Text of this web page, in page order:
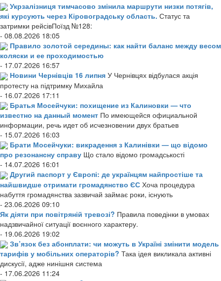
Укрзалізниця тимчасово змінила маршрути низки потягів,
які курсують через Кіровоградську область. Статус та
затримки рейсівПоїзд №128:
- 08.08.2026 18:05
Правило золотой середины: как найти баланс между весом
коляски и ее проходимостью
- 17.07.2026 16:57
Новини Чернівців 16 липня У Чернівцях відбулася акція
протесту на підтримку Михайла
- 16.07.2026 17:11
Братья Мосейчуки: похищение из Калиновки — что
известно на данный момент По имеющейся официальной
информации, речь идет об исчезновении двух братьев
- 15.07.2026 16:03
Брати Мосейчуки: викрадення з Калинівки — що відомо
про резонансну справу Що стало відомо громадськості
- 14.07.2026 16:01
Другий паспорт у Європі: де українцям найпростіше та
найшвидше отримати громадянство ЄС Хоча процедура
набуття громадянства зазвичай займає роки, існують
- 23.06.2026 09:10
Як діяти при повітряній тревозі? Правила поведінки в умовах
надзвичайної ситуації воєнного характеру.
- 19.06.2026 19:02
Зв’язок без абонплати: чи можуть в Україні змінити модель
тарифів у мобільних операторів? Така ідея викликала активні
дискусії, адже нинішня система
- 17.06.2026 11:24